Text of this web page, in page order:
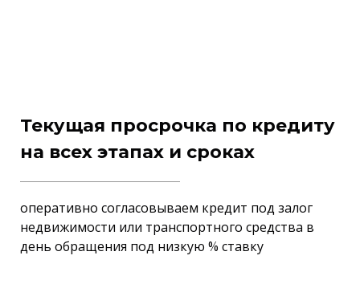
Текущая просрочка по кредиту
на всех этапах и сроках
оперативно согласовываем кредит под залог
недвижимости или транспортного средства в
день обращения под низкую % ставку